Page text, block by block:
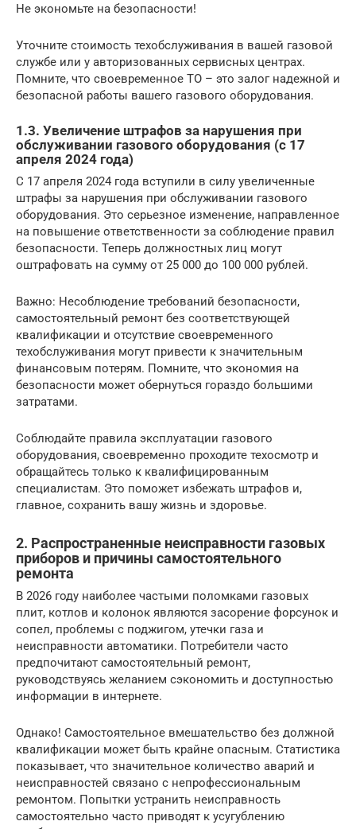
Не экономьте на безопасности!
Уточните стоимость техобслуживания в вашей газовой
службе или у авторизованных сервисных центрах.
Помните, что своевременное ТО – это залог надежной и
безопасной работы вашего газового оборудования.
1.3. Увеличение штрафов за нарушения при
обслуживании газового оборудования (с 17
апреля 2024 года)
С 17 апреля 2024 года вступили в силу увеличенные
штрафы за нарушения при обслуживании газового
оборудования. Это серьезное изменение, направленное
на повышение ответственности за соблюдение правил
безопасности. Теперь должностных лиц могут
оштрафовать на сумму от 25 000 до 100 000 рублей.
Важно: Несоблюдение требований безопасности,
самостоятельный ремонт без соответствующей
квалификации и отсутствие своевременного
техобслуживания могут привести к значительным
финансовым потерям. Помните, что экономия на
безопасности может обернуться гораздо большими
затратами.
Соблюдайте правила эксплуатации газового
оборудования, своевременно проходите техосмотр и
обращайтесь только к квалифицированным
специалистам. Это поможет избежать штрафов и,
главное, сохранить вашу жизнь и здоровье.
2. Распространенные неисправности газовых
приборов и причины самостоятельного
ремонта
В 2026 году наиболее частыми поломками газовых
плит, котлов и колонок являются засорение форсунок и
сопел, проблемы с поджигом, утечки газа и
неисправности автоматики. Потребители часто
предпочитают самостоятельный ремонт,
руководствуясь желанием сэкономить и доступностью
информации в интернете.
Однако! Самостоятельное вмешательство без должной
квалификации может быть крайне опасным. Статистика
показывает, что значительное количество аварий и
неисправностей связано с непрофессиональным
ремонтом. Попытки устранить неисправность
самостоятельно часто приводят к усугублению